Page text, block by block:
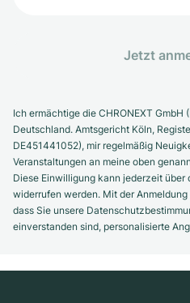
Jetzt
Ich ermächtige die CHRONEXT
Deutschland. Amtsgericht Köln,
DE451441052), mir regelmäßig
Veranstaltungen an meine oben
Diese Einwilligung kann jederzeit über
widerrufen werden. Mit der
dass Sie unsere
einverstanden sind, personalisierte